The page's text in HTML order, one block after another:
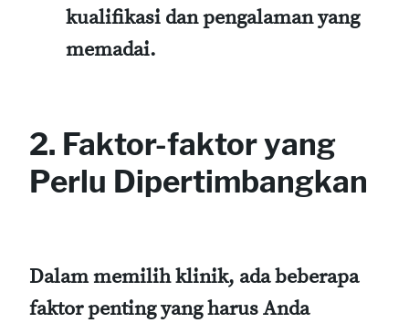
kualifikasi dan pengalaman yang
memadai.
2. Faktor-faktor yang
Perlu Dipertimbangkan
Dalam memilih klinik, ada beberapa
faktor penting yang harus Anda